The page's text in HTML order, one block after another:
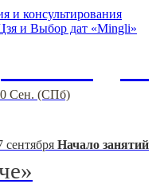
и консультирования
и Выбор дат «Mingli»
Сен. (СПб)
сентября Начало занятий